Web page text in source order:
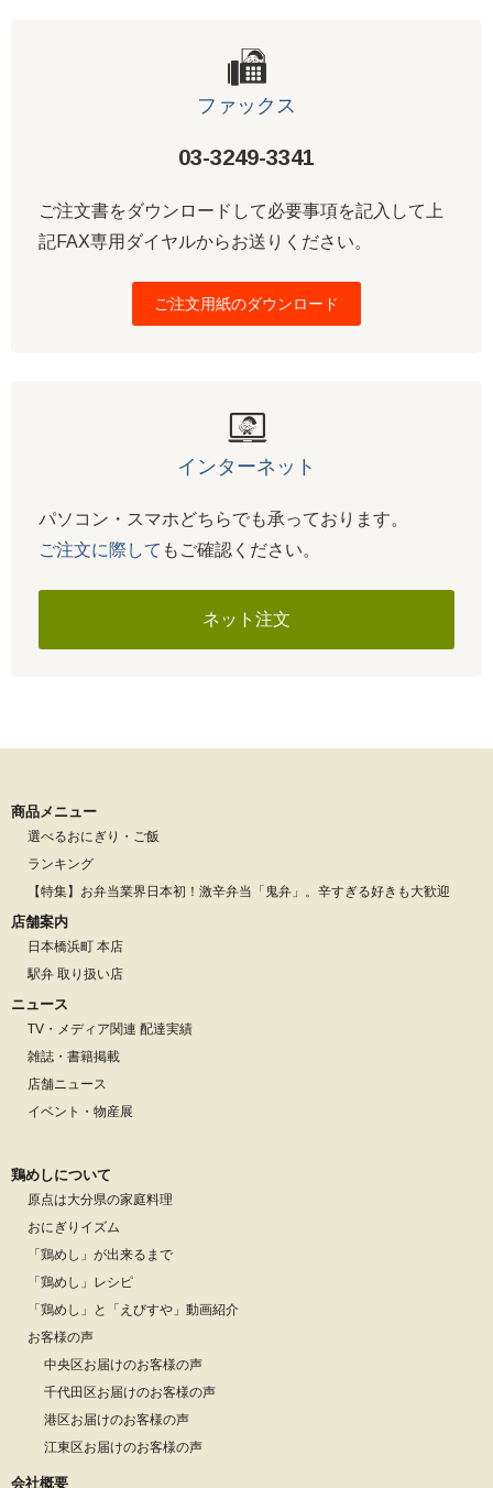
ファックス
03-3249-3341
ご注文書をダウンロードして必要事項を記入して上
記FAX専用ダイヤルからお送りください。
ご注文用紙のダウンロード
インターネット
パソコン・スマホどちらでも承っております。
ご注文に際して もご確認ください。
ネット注文
商品メニュー
選べるおにぎり・ご飯
ランキング
【特集】お弁当業界日本初！激辛弁当「鬼弁」。辛すぎる好きも大歓迎
店舗案内
日本橋浜町 本店
駅弁 取り扱い店
ニュース
TV・メディア関連 配達実績
雑誌・書籍掲載
店舗ニュース
イベント・物産展
鶏めしについて
原点は大分県の家庭料理
おにぎりイズム
「鶏めし」が出来るまで
「鶏めし」レシピ
「鶏めし」と「えびすや」動画紹介
お客様の声
中央区お届けのお客様の声
千代田区お届けのお客様の声
港区お届けのお客様の声
江東区お届けのお客様の声
会社概要